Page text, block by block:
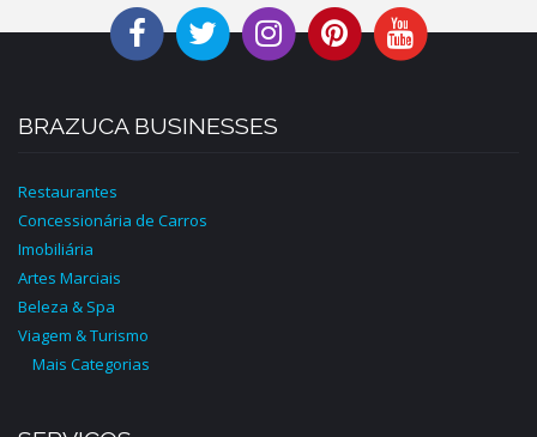
BRAZUCA BUSINESSES
Restaurantes
Concessionária de Carros
Imobiliária
Artes Marciais
Beleza & Spa
Viagem & Turismo
Mais Categorias